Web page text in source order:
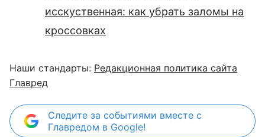
исскуственная: как убрать заломы на
кроссовках
Наши стандарты: Редакционная политика сайта
Главред
Следите за событиями вместе с
Главредом в Google!